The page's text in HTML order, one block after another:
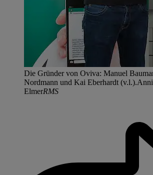
Die Gründer von Oviva: Manuel
Nordmann und Kai Eberhardt
ElmerRMS